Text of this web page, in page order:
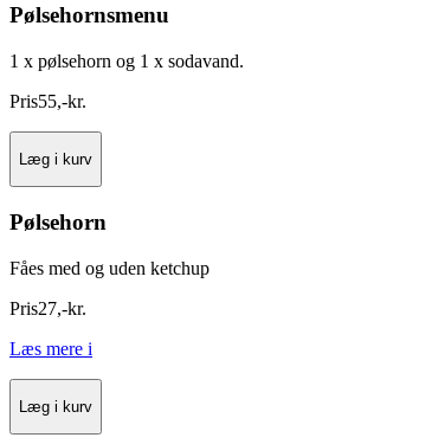
Pølsehornsmenu
1 x pølsehorn og 1 x sodavand.
Pris55,-kr.
Læg i kurv
Pølsehorn
Fåes med og uden ketchup
Pris27,-kr.
Læs mere i
Læg i kurv